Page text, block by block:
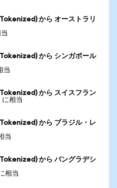
から オーストラリ
から シンガポール
当
から スイスフラン
相当
から ブラジル・レ
当
から バングラデシ
相当